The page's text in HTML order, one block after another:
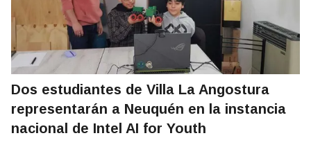
Dos estudiantes de Villa La Angostura
representarán a Neuquén en la instancia
nacional de Intel AI for Youth